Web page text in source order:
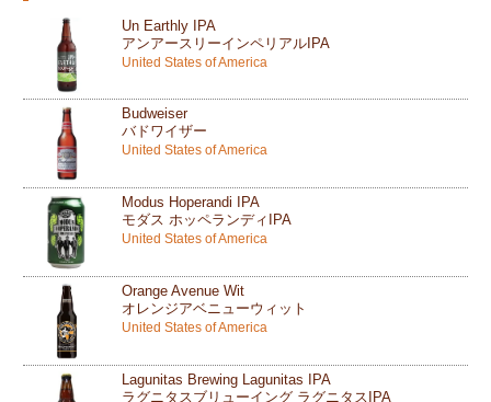
Un Earthly IPA
アンアースリーインペリアルIPA
United States of America
Budweiser
バドワイザー
United States of America
Modus Hoperandi IPA
モダス ホッペランディIPA
United States of America
Orange Avenue Wit
オレンジアベニューウィット
United States of America
Lagunitas Brewing Lagunitas IPA
ラグニタスブリューイング ラグニタスIPA